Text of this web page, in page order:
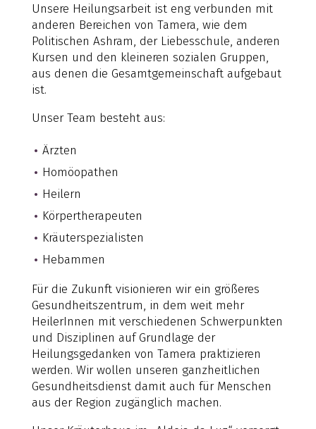
Unsere Heilungsarbeit ist eng verbunden mit
anderen Bereichen von Tamera, wie dem
Politischen Ashram, der Liebesschule, anderen
Kursen und den kleineren sozialen Gruppen,
aus denen die Gesamtgemeinschaft aufgebaut
ist.
Unser Team besteht aus:
Ärzten
Homöopathen
Heilern
Körpertherapeuten
Kräuterspezialisten
Hebammen
Für die Zukunft visionieren wir ein größeres
Gesundheitszentrum, in dem weit mehr
HeilerInnen mit verschiedenen Schwerpunkten
und Disziplinen auf Grundlage der
Heilungsgedanken von Tamera praktizieren
werden. Wir wollen unseren ganzheitlichen
Gesundheitsdienst damit auch für Menschen
aus der Region zugänglich machen.